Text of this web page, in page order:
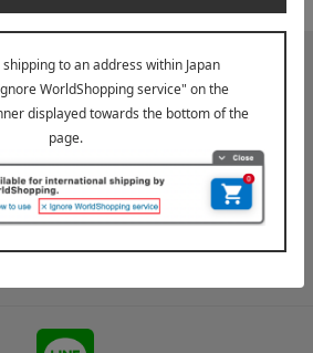
ールマガジン
ペーン、新着・SALE・おすすめ商品な
トア」のお得＆うれしい情報をお届けい